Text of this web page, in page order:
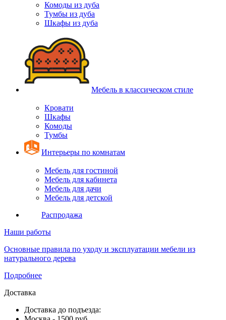
Комоды из дуба
Тумбы из дуба
Шкафы из дуба
Мебель в классическом стиле
Кровати
Шкафы
Комоды
Тумбы
Интерьеры по комнатам
Мебель для гостиной
Мебель для кабинета
Мебель для дачи
Мебель для детской
Распродажа
Наши работы
Основные правила по уходу и эксплуатации мебели из
натурального дерева
Подробнее
Доставка
Доставка до подъезда: